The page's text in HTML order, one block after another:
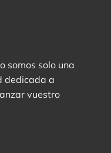
somos solo una
dedicada a
vuestro